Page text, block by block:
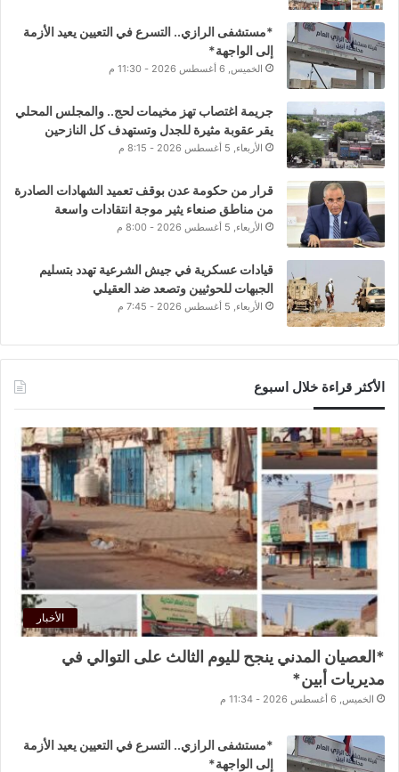
*مستشفى الرازي.. التسرع في التعيين يعيد الأزمة
إلى الواجهة*
الخميس, 6 أغسطس 2026 - 11:30 م
جريمة اغتصاب تهز مخيمات لحج.. والمجلس المحلي
يقر عقوبة مثيرة للجدل وتستهدف كل النازحين
الأربعاء, 5 أغسطس 2026 - 8:15 م
قرار من حكومة عدن بوقف تعميد الشهادات الصادرة
من مناطق صنعاء يثير موجة انتقادات واسعة
الأربعاء, 5 أغسطس 2026 - 8:00 م
قيادات عسكرية في جيش الشرعية تهدد بتسليم
الجبهات للحوثيين وتصعد ضد العقيلي
الأربعاء, 5 أغسطس 2026 - 7:45 م
الأكثر قراءة خلال اسبوع
الأخبار
*العصيان المدني ينجح لليوم الثالث على التوالي في
مديريات أبين*
الخميس, 6 أغسطس 2026 - 11:34 م
*مستشفى الرازي.. التسرع في التعيين يعيد الأزمة
إلى الواجهة*